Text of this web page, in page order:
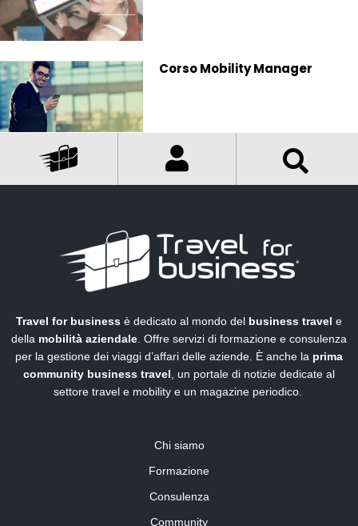
Corso Mobility Manager
Travel for business è dedicato al mondo del business travel e
della mobilità aziendale . Offre servizi di formazione e consulenza
per la gestione dei viaggi d’affari delle aziende. È anche la prima
community business travel , un portale di notizie dedicate al
settore travel e mobility e un magazine periodico.
Chi siamo
Formazione
Consulenza
Community